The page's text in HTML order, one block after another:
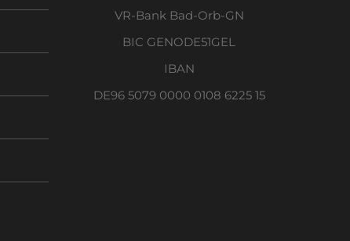
VR-Bank Bad-Orb-GN
BIC GENODE51GEL
IBAN
DE96 5079 0000 0108 6225 15